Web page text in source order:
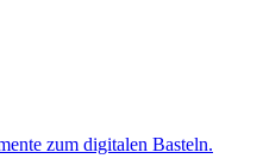
zum digitalen Basteln.